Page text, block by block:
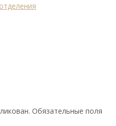
Обязательные поля